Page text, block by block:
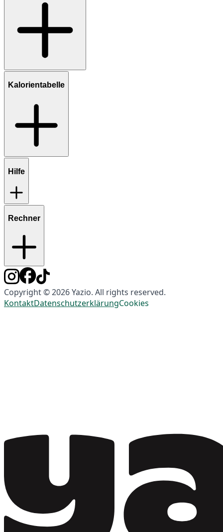
Kalorientabelle
Hilfe
Rechner
Copyright © 2026 Yazio. All rights reserved.
KontaktDatenschutzerklärungCookies